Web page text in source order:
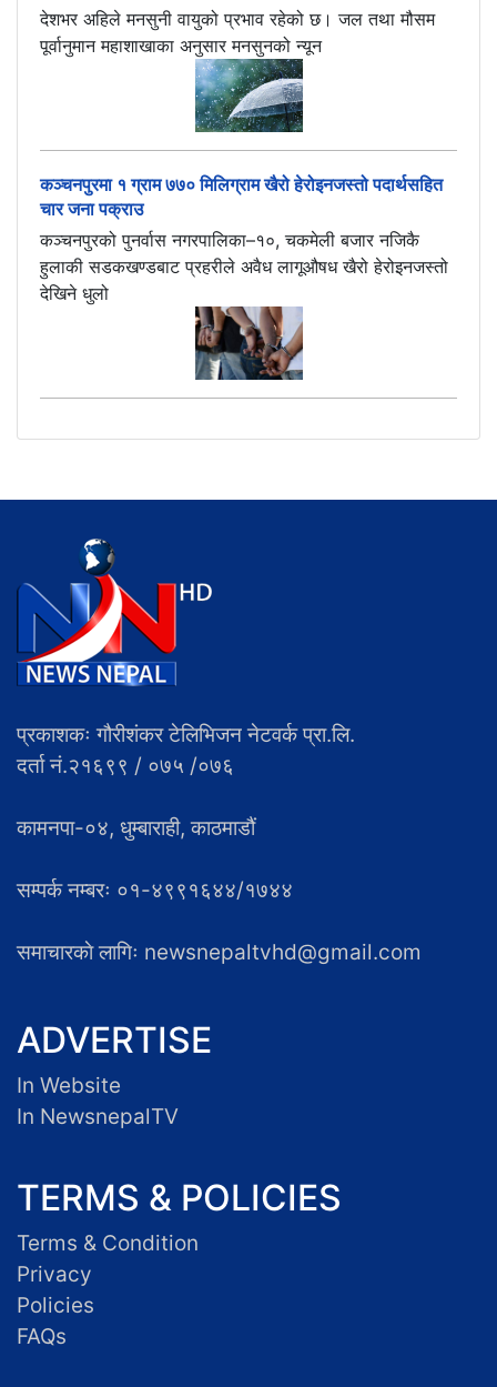
देशभर अहिले मनसुनी वायुको प्रभाव रहेको छ। जल तथा मौसम
पूर्वानुमान महाशाखाका अनुसार मनसुनको न्यून
कञ्चनपुरमा १ ग्राम ७७० मिलिग्राम खैरो हेरोइनजस्तो पदार्थसहित
चार जना पक्राउ
कञ्चनपुरको पुनर्वास नगरपालिका–१०, चकमेली बजार नजिकै
हुलाकी सडकखण्डबाट प्रहरीले अवैध लागूऔषध खैरो हेरोइनजस्तो
देखिने धुलो
प्रकाशकः गौरीशंकर टेलिभिजन नेटवर्क प्रा.लि.
दर्ता नं.२१६९९ / ०७५ /०७६
कामनपा-०४, धुम्बाराही, काठमाडौं
सम्पर्क नम्बरः ०१-४९९१६४४/१७४४
समाचारकाे लागिः newsnepaltvhd@gmail.com
ADVERTISE
In Website
In NewsnepalTV
TERMS & POLICIES
Terms & Condition
Privacy
Policies
FAQs